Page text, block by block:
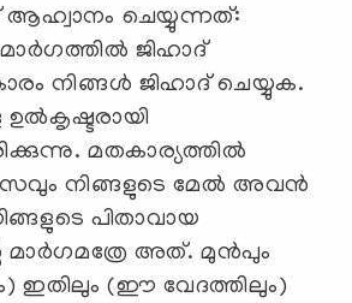
ആഹ്വാനം ചെയ്യുന്നത്:
ജിഹാദ്
നിങ്ങള്‍ ജിഹാദ് ചെയ്യുക.
മതകാര്യത്തില്‍
നിങ്ങളുടെ മേല്‍ അവന്‍
പിതാവായ
മാര്‍ഗമത്രേ അത്. മുന്‍പും
ഇതിലും (ഈ വേദത്തിലും)